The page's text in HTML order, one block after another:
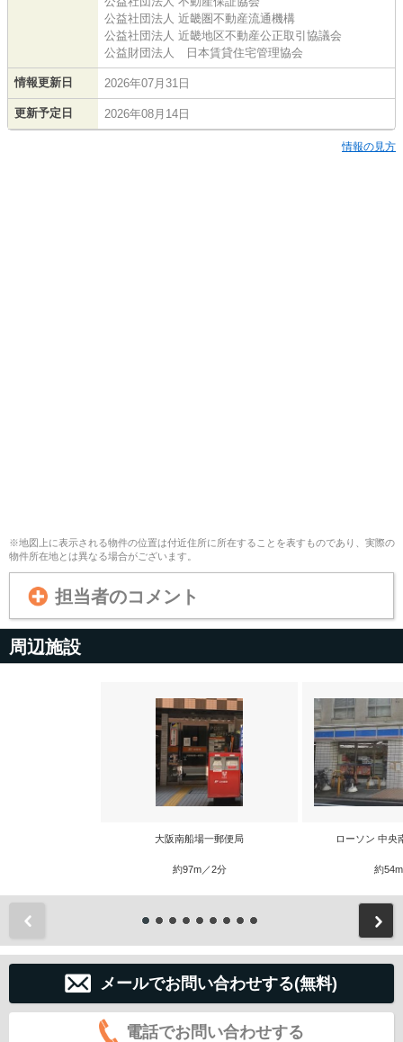
公益社団法人 近畿圏不動産流通機構
公益社団法人 近畿地区不動産公正取引協議会
公益財団法人 日本賃貸住宅管理協会
情報更新日 2026年07月31日
更新予定日 2026年08月14日
情報の見方
※地図上に表示される物件の位置は付近住所に所在することを表すものであり、実際の
物件所在地とは異なる場合がございます。
担当者のコメント
周辺施設
大阪南船場一郵便局
約97m／2分
ローソン 中央
約
メールでお問い合わせする(無料)
電話でお問い合わせする